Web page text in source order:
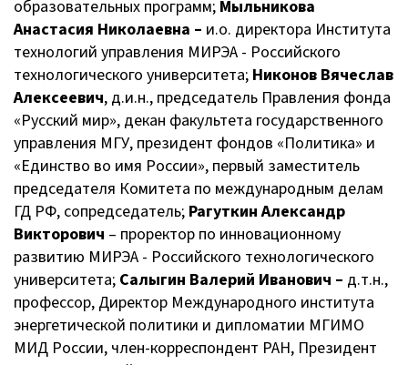
образовательных программ; Мыльникова
Анастасия Николаевна – и.о. директора Института
технологий управления МИРЭА - Российского
технологического университета; Никонов Вячеслав
Алексеевич, д.и.н., председатель Правления фонда
«Русский мир», декан факультета государственного
управления МГУ, президент фондов «Политика» и
«Единство во имя России», первый заместитель
председателя Комитета по международным делам
ГД РФ, сопредседатель; Рагуткин Александр
Викторович – проректор по инновационному
развитию МИРЭА - Российского технологического
университета; Салыгин Валерий Иванович – д.т.н.,
профессор, Директор Международного института
энергетической политики и дипломатии МГИМО
МИД России, член-корреспондент РАН, Президент